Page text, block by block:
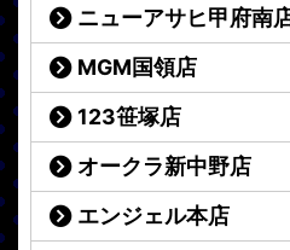
ニューアサヒ甲府南
MGM国領店
123笹塚店
オークラ新中野店
エンジェル本店